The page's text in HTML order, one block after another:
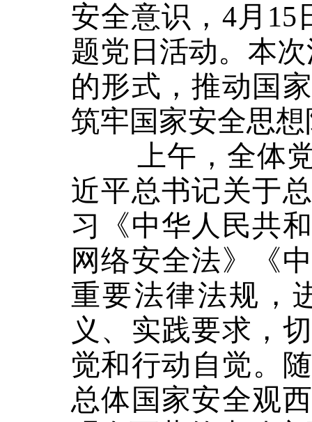
安全意识， 4月 15
题党日活动。 本
的形式，推动国
筑牢国家安全思
上午，全体
近平总书记关于
习《中华人民共
网络安全法》《
重要法律法规，
义、实践要求，
觉和行动自觉。
总体国家安全观